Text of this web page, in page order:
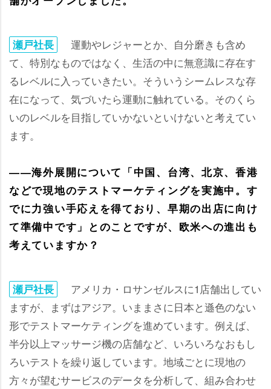
瀬戸社長
運動やレジャーとか、自分磨きも含め
て、特別なものではなく、生活の中に無意識に存在す
るレベルに入っていきたい。そういうシームレスな存
在になって、気づいたら運動に触れている。そのくら
いのレベルを目指していかないといけないと考えてい
ます。
――海外展開について「中国、台湾、北京、香港
などで現地のテストマーケティングを実施中。す
でに力強い手応えを得ており、早期の出店に向け
て準備中です」とのことですが、欧米への進出も
考えていますか？
瀬戸社長
アメリカ・ロサンゼルスに1店舗出してい
ますが、まずはアジア。いままさに日本と遜色のない
形でテストマーケティングを進めています。例えば、
半分以上マッサージ機の店舗など、いろいろなおもし
ろいテストを繰り返しています。地域ごとに現地の
方々が望むサービスのデータを分析して、組み合わせ